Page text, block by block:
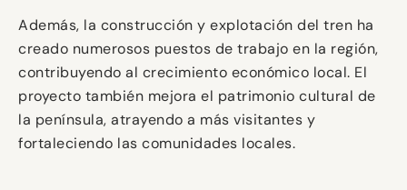
Además, la construcción y explotación del tren ha
creado numerosos puestos de trabajo en la región,
contribuyendo al crecimiento económico local. El
proyecto también mejora el patrimonio cultural de
la península, atrayendo a más visitantes y
fortaleciendo las comunidades locales.